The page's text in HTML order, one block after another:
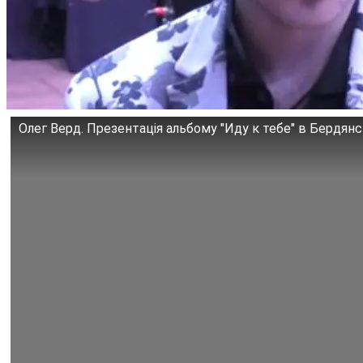
Олег Верд. Презентація альбому "Иду к тебе" в